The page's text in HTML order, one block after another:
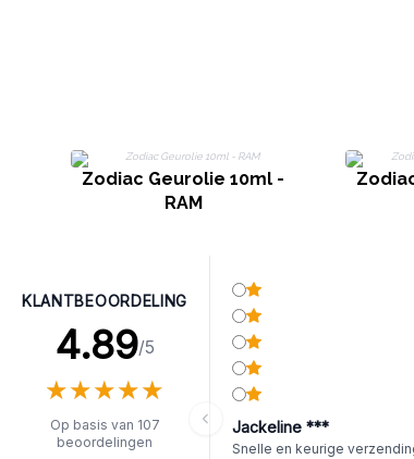
Zodiac Geurolie 10ml -
RAM
KLANTBEOORDELING
4.89/5
★★★★★
★★★★★
Op basis van 107
beoordelingen
Jackeline ***
Snelle en keurige